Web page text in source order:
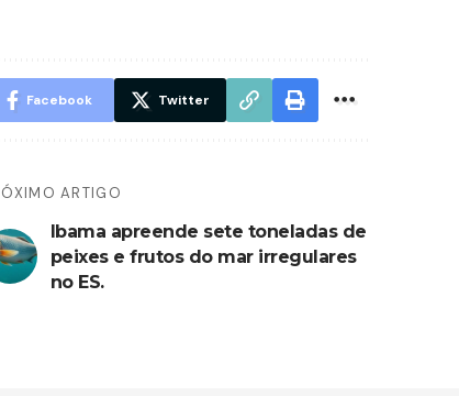
Facebook Twitter
ARTIGO
Ibama apreende sete toneladas de
peixes e frutos do mar irregulares
no ES.